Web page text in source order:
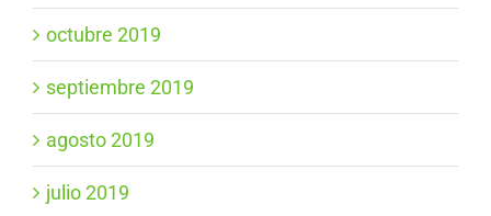
octubre 2019
septiembre 2019
agosto 2019
julio 2019